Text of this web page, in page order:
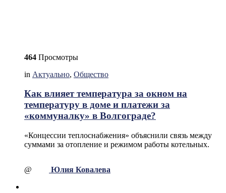
464 Просмотры
in Актуально, Общество
Как влияет температура за окном на
температуру в доме и платежи за
«коммуналку» в Волгограде?
«Концессии теплоснабжения» объяснили связь между
суммами за отопление и режимом работы котельных.
@ Юлия Ковалева